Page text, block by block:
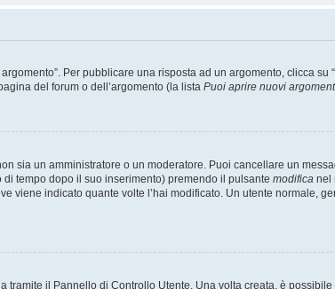
Per pubblicare una risposta ad un argomento, clicca
del forum o dell’argomento (la lista Puoi aprire nuovi
sia un amministratore o un moderatore. Puoi cancellare un
tempo dopo il suo inserimento) premendo il pulsante modifica nel
viene indicato quante volte l’hai modificato. Un utente normale,
il Pannello di Controllo Utente. Una volta creata, è possibile